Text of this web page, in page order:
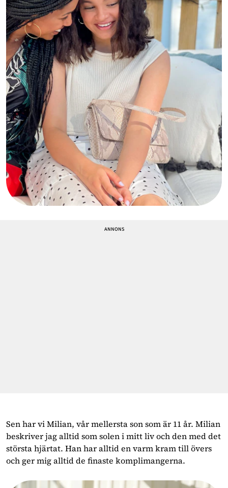
Sen har vi Milian, vår mellersta son som är 11 år. Milian
beskriver jag alltid som solen i mitt liv och den med det
största hjärtat. Han har alltid en varm kram till övers
och ger mig alltid de finaste komplimangerna.